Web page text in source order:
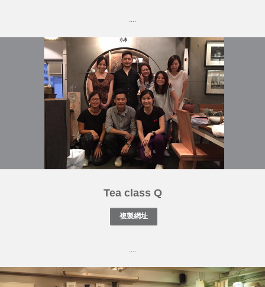
Tea class Q
....